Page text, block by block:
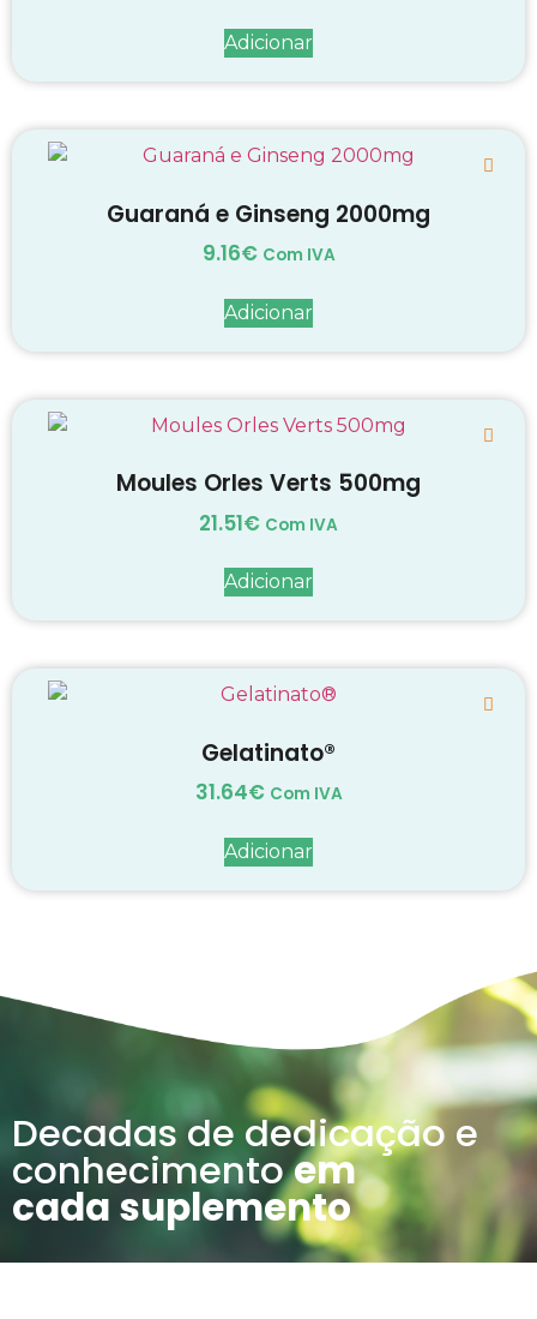
Adicionar
Guaraná e Ginseng 2000mg
9.16€ Com IVA
Adicionar
Moules Orles Verts 500mg
21.51€ Com IVA
Adicionar
Gelatinato®
31.64€ Com IVA
Adicionar
Decadas de dedicação e
conhecimentoem
cada suplemento